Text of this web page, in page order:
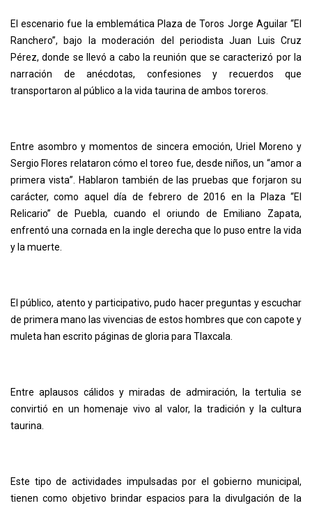
El escenario fue la emblemática Plaza de Toros Jorge Aguilar “El
Ranchero”, bajo la moderación del periodista Juan Luis Cruz
Pérez, donde se llevó a cabo la reunión que se caracterizó por la
narración de anécdotas, confesiones y recuerdos que
transportaron al público a la vida taurina de ambos toreros.
Entre asombro y momentos de sincera emoción, Uriel Moreno y
Sergio Flores relataron cómo el toreo fue, desde niños, un “amor a
primera vista”. Hablaron también de las pruebas que forjaron su
carácter, como aquel día de febrero de 2016 en la Plaza “El
Relicario” de Puebla, cuando el oriundo de Emiliano Zapata,
enfrentó una cornada en la ingle derecha que lo puso entre la vida
y la muerte.
El público, atento y participativo, pudo hacer preguntas y escuchar
de primera mano las vivencias de estos hombres que con capote y
muleta han escrito páginas de gloria para Tlaxcala.
Entre aplausos cálidos y miradas de admiración, la tertulia se
convirtió en un homenaje vivo al valor, la tradición y la cultura
taurina.
Este tipo de actividades impulsadas por el gobierno municipal,
tienen como objetivo brindar espacios para la divulgación de la